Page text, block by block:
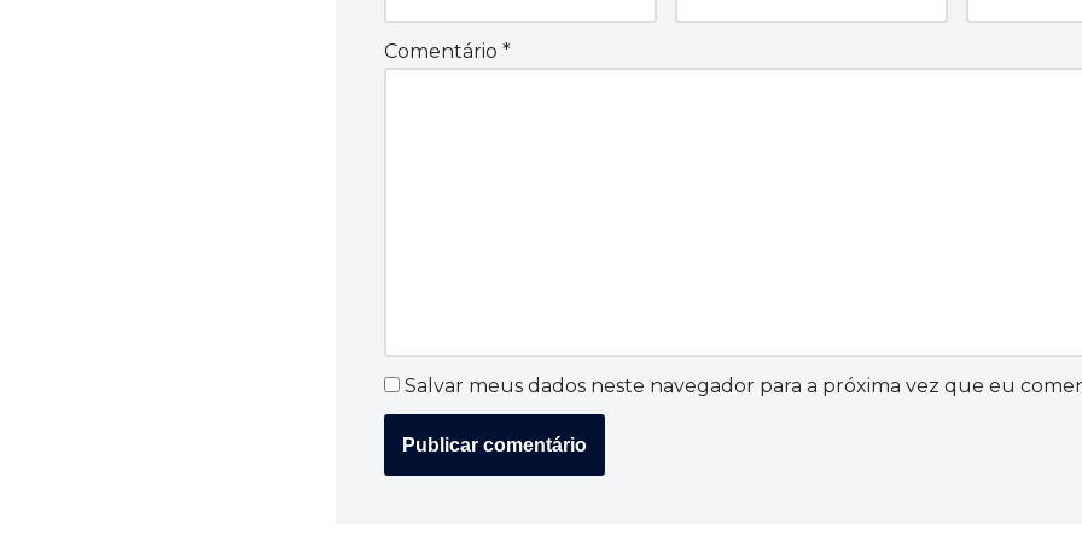
Comentário *
Salvar meus dados neste navegador para a próxima vez que eu